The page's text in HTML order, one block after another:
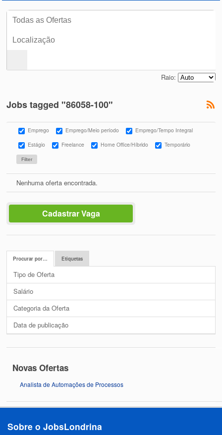
Raio:
Jobs tagged "86058-100"
Emprego Emprego/Meio período
Emprego/Tempo Integral
Estágio
Freelance Home Office/Híbrido Temporário
Nenhuma oferta encontrada.
Cadastrar Vaga
Procurar por… Etiquetas
Tipo de Oferta
Salário
Categoria da Oferta
Data de publicação
Novas Ofertas
Analista de Automações de Processos
Sobre o JobsLondrina